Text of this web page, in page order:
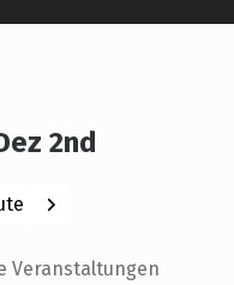
2nd
Weiter
Veranstaltungen